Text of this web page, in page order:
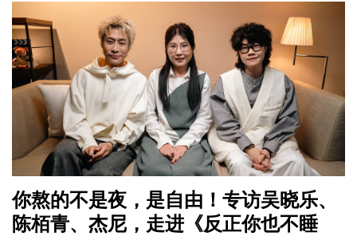
你熬的不是夜，是自由！专访吴晓乐、
陈栢青、杰尼，走进《反正你也不睡